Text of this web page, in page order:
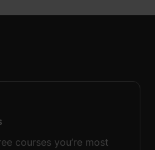
courses you’re most